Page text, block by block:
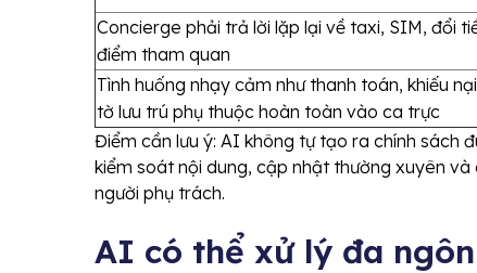
Concierge phải trả lời lặp lại về taxi, SIM, đổi
điểm tham quan
Tình huống nhạy cảm như thanh toán, khiếu
tờ lưu trú phụ thuộc hoàn toàn vào ca trực
Điểm cần lưu ý: AI không tự tạo ra chính sách
kiểm soát nội dung, cập nhật thường xuyên
người phụ trách.
AI có thể xử lý đa